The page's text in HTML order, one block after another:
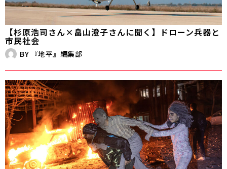
【杉原浩司さん×畠山澄子さんに聞く】ドローン兵器と
市民社会
BY 『地平』編集部